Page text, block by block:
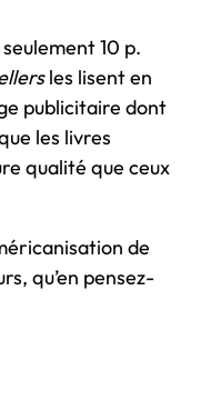
10 p.
les lisent en
publicitaire dont
les livres
qualité que ceux
de
qu’en pensez-